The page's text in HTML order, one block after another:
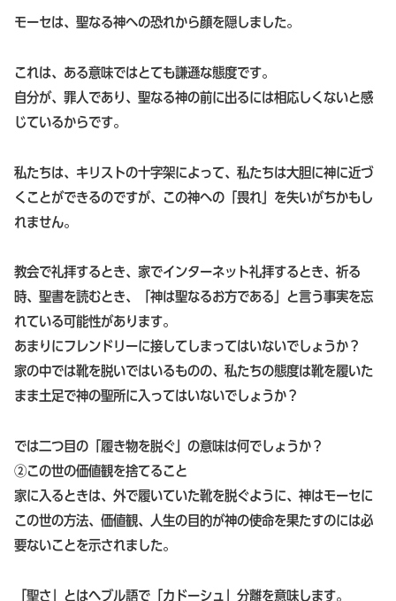
モーセは、聖なる神への恐れから顔を隠しました。
これは、ある意味ではとても謙遜な態度です。
自分が、罪人であり、聖なる神の前に出るには相応しくないと感
じているからです。
私たちは、キリストの十字架によって、私たちは大胆に神に近づ
くことができるのですが、この神への「畏れ」を失いがちかもし
れません。
教会で礼拝するとき、家でインターネット礼拝するとき、祈る
時、聖書を読むとき、「 神は聖なるお方である 」と言う事実を忘
れている可能性があります。
あまりにフレンドリーに接してしまってはいないでしょうか？
家の中では靴を脱いではいるものの、私たちの態度は靴を履いた
まま土足で神の聖所に入ってはいないでしょうか？
では二つ目の「履き物を脱ぐ」の意味は何でしょうか？
②この世の価値観を捨てること
家に入るときは、外で履いていた靴を脱ぐように、神はモーセに
この世の方法、価値観、人生の目的が神の使命を果たすのには必
要ないことを示されました。
「聖さ」とはヘブル語で「カドーシュ」分離を意味します。